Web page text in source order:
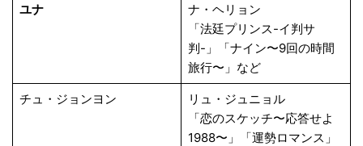
ユナ
ナ・ヘリョン
「法廷プリンス-イ判サ
判-」「ナイン〜9回の時間
旅行〜」など
チュ・ジョンヨン
リュ・ジュニョル
「恋のスケッチ〜応答せよ
1988〜」「運勢ロマンス」